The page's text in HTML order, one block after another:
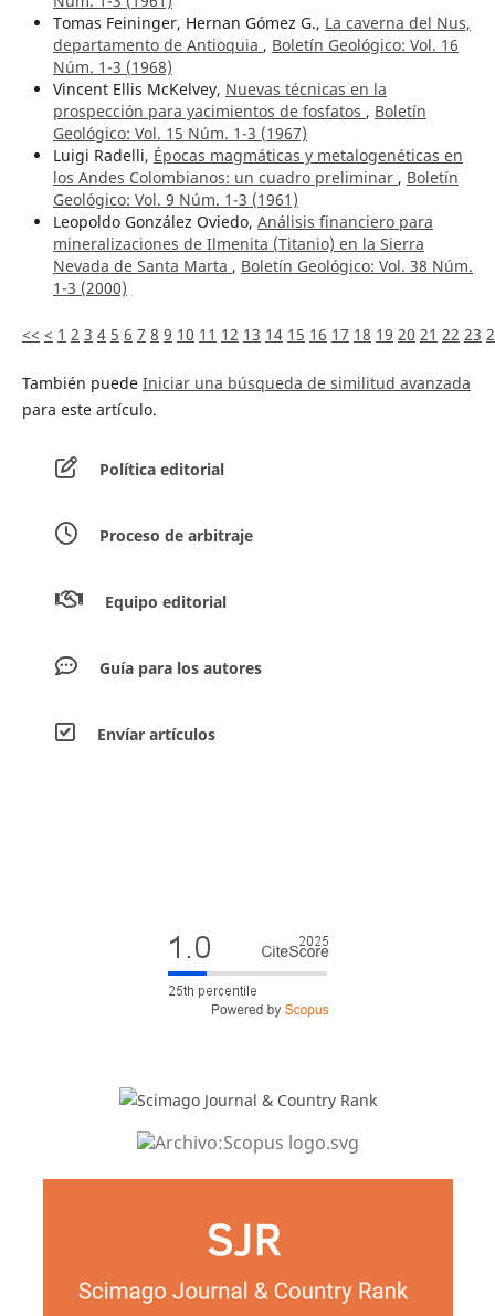
Tomas Feininger, Hernan Gómez G., La caverna del Nus,
departamento de Antioquia , Boletín Geológico: Vol. 16
Núm. 1-3 (1968)
Vincent Ellis McKelvey, Nuevas técnicas en la
prospección para yacimientos de fosfatos , Boletín
Geológico: Vol. 15 Núm. 1-3 (1967)
Luigi Radelli, Épocas magmáticas y metalogenéticas en
los Andes Colombianos: un cuadro preliminar , Boletín
Geológico: Vol. 9 Núm. 1-3 (1961)
Leopoldo González Oviedo, Análisis financiero para
mineralizaciones de Ilmenita (Titanio) en la Sierra
Nevada de Santa Marta , Boletín Geológico: Vol. 38 Núm.
1-3 (2000)
<< < 1 2 3 4 5 6 7 8 9 10 11 12 13 14 15 16 17 18 19 20 21 22 23
También puede Iniciar una búsqueda de similitud avanzada
para este artículo.
Política editorial
Proceso de arbitraje
Equipo editorial
Guía para los autores
Envíar artículos